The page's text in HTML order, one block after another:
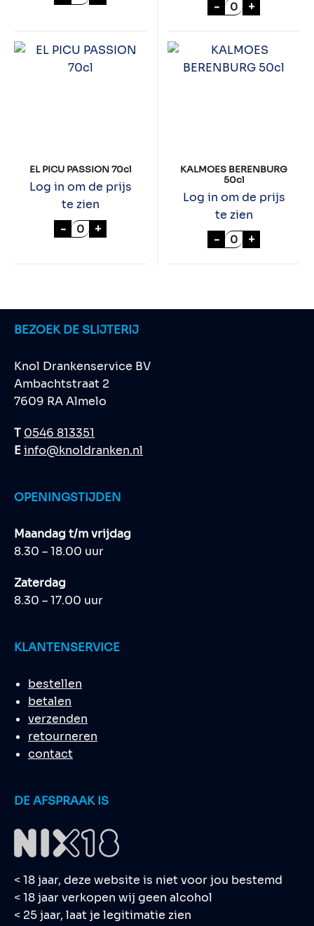
-
+
EL PICU PASSION 70cl
Log in om de prijs
te zien
- EL PICU PASSION 70cl aantal
+
KALMOES BERENBURG
50cl
Log in om de prijs
te zien
- KALMOES
+
BEZOEK DE SLIJTERIJ
Knol Drankenservice BV
Ambachtstraat 2
7609 RA Almelo
T 0546 813351
Einfo@knoldranken.nl
OPENINGSTIJDEN
Maandag t/m vrijdag
8.30 – 18.00 uur
Zaterdag
8.30 – 17.00 uur
KLANTENSERVICE
bestellen
betalen
verzenden
retourneren
contact
DE AFSPRAAK IS
< 18 jaar, deze website is niet voor jou bestemd
< 18 jaar verkopen wij geen alcohol
< 25 jaar, laat je legitimatie zien